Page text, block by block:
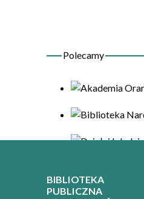
BIBLIOTEKA
PUBLICZNA